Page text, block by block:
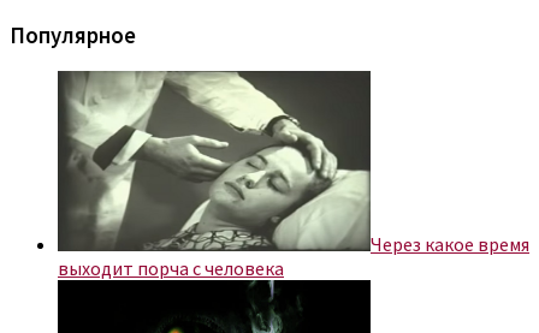
Популярное
Через какое время
выходит порча с человека